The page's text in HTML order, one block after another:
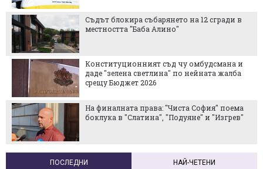
Съдът блокира събарянето на 12 сгради в
местността "Баба Алино"
Конституционният съд чу омбудсмана и
даде "зелена светлина" по нейната жалба
срещу Бюджет 2026
На финалната права: "Чиста София" поема
боклука в "Слатина", "Подуяне" и "Изгрев"
ПОСЛЕДНИ НАЙ-ЧЕТЕНИ